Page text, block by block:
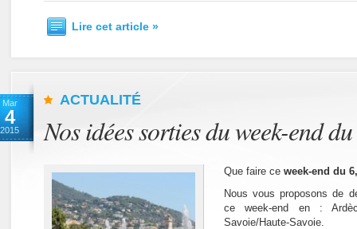
Lire cet article »
Mar
4
2015
ACTUALITÉ
Nos idées sorties du week-end
Que faire ce week-end du
Nous vous proposons de
ce week-end en :
Savoie/Haute-Savoie.